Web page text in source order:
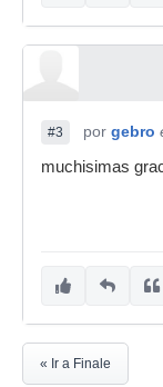
#3 por gebro
muchisimas
« Ir a Finale